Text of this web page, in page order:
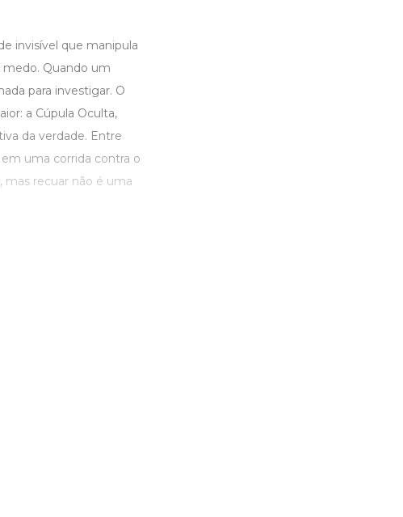
invisível que manipula
medo. Quando um
para investigar. O
a Cúpula Oculta,
da verdade. Entre
uma corrida contra o
mas recuar não é uma